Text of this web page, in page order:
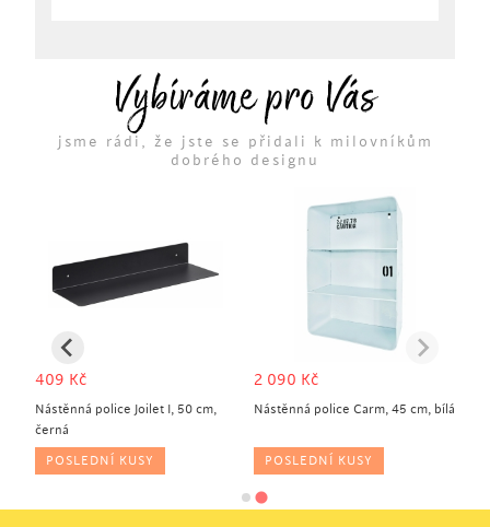
Vybíráme pro Vás
jsme rádi, že jste se přidali k milovníkům
dobrého designu
409 Kč
Nástěnná police Joilet I, 50 cm,
černá
POSLEDNÍ KUSY
2 090 Kč
Nástěnná police Carm, 45 cm, bílá
POSLEDNÍ KUSY